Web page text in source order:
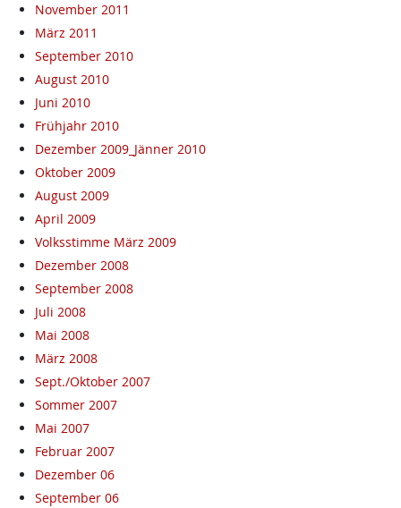
November 2011
März 2011
September 2010
August 2010
Juni 2010
Frühjahr 2010
Dezember 2009_Jänner 2010
Oktober 2009
August 2009
April 2009
Volksstimme März 2009
Dezember 2008
September 2008
Juli 2008
Mai 2008
März 2008
Sept./Oktober 2007
Sommer 2007
Mai 2007
Februar 2007
Dezember 06
September 06